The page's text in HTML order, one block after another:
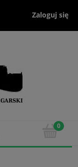
Zaloguj się